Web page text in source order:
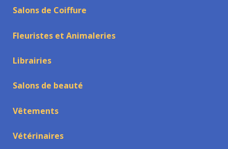
Salons de Coiffure
Fleuristes et Animaleries
Librairies
Salons de beauté
Vêtements
Vétérinaires